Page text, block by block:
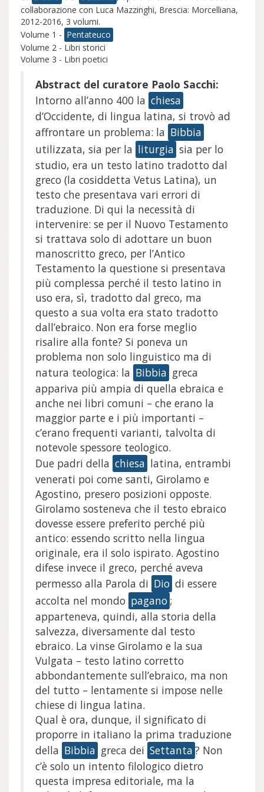
collaborazione con Luca Mazzinghi, Brescia: Morcelliana,
2012-2016, 3 volumi.
Volume 1 - Pentateuco
Volume 2 - Libri storici
Volume 3 - Libri poetici
Abstract del curatore Paolo Sacchi:
Intorno all’anno 400 la chiesa
d’Occidente, di lingua latina, si trovò ad
affrontare un problema: la Bibbia
utilizzata, sia per la liturgia sia per lo
studio, era un testo latino tradotto dal
greco (la cosiddetta Vetus Latina), un
testo che presentava vari errori di
traduzione. Di qui la necessità di
intervenire: se per il Nuovo Testamento
si trattava solo di adottare un buon
manoscritto greco, per l’Antico
Testamento la questione si presentava
più complessa perché il testo latino in
uso era, sì, tradotto dal greco, ma
questo a sua volta era stato tradotto
dall’ebraico. Non era forse meglio
risalire alla fonte? Si poneva un
problema non solo linguistico ma di
natura teologica: la Bibbia greca
appariva più ampia di quella ebraica e
anche nei libri comuni – che erano la
maggior parte e i più importanti –
c’erano frequenti varianti, talvolta di
notevole spessore teologico.
Due padri della chiesa latina, entrambi
venerati poi come santi, Girolamo e
Agostino, presero posizioni opposte.
Girolamo sosteneva che il testo ebraico
dovesse essere preferito perché più
antico: essendo scritto nella lingua
originale, era il solo ispirato. Agostino
difese invece il greco, perché aveva
permesso alla Parola di Dio di essere
accolta nel mondo pagano ;
apparteneva, quindi, alla storia della
salvezza, diversamente dal testo
ebraico. La vinse Girolamo e la sua
Vulgata – testo latino corretto
abbondantemente sull’ebraico, ma non
del tutto – lentamente si impose nelle
chiese di lingua latina.
Qual è ora, dunque, il significato di
proporre in italiano la prima traduzione
della Bibbia greca dei Settanta ? Non
c’è solo un intento filologico dietro
questa impresa editoriale, ma la